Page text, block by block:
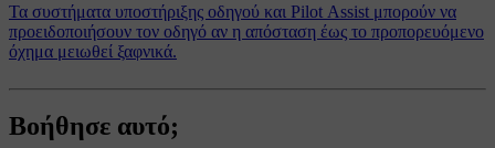
Τα συστήματα υποστήριξης οδηγού και Pilot Assist μπορούν να
προειδοποιήσουν τον οδηγό αν η απόσταση έως το προπορευόμενο
όχημα μειωθεί ξαφνικά.
Βοήθησε αυτό;